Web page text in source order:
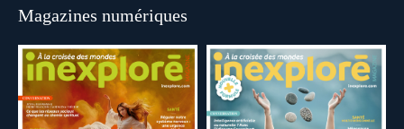
Magazines numériques